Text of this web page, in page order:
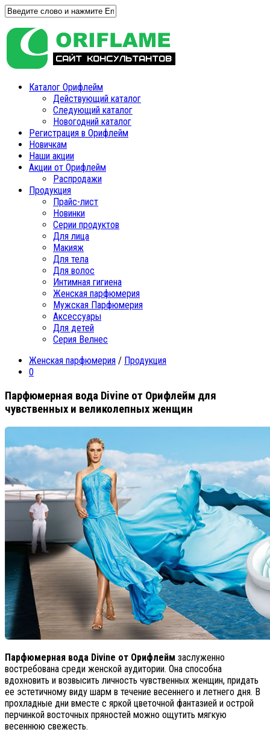
Каталог Орифлейм
Действующий каталог
Следующий каталог
Новогодний каталог
Регистрация в Орифлейм
Новичкам
Наши акции
Акции от Орифлейм
Распродажи
Продукция
Прайс-лист
Новинки
Серии продуктов
Для лица
Макияж
Для тела
Для волос
Интимная гигиена
Женская парфюмерия
Мужская Парфюмерия
Аксессуары
Для детей
Серия Велнес
Женская парфюмерия / Продукция
0
Парфюмерная вода Divine от Орифлейм для
чувственных и великолепных женщин
Парфюмерная вода Divine от Орифлейм заслуженно
востребована среди женской аудитории. Она способна
вдохновить и возвысить личность чувственных женщин, придать
ее эстетичному виду шарм в течение весеннего и летнего дня. В
прохладные дни вместе с яркой цветочной фантазией и острой
перчинкой восточных пряностей можно ощутить мягкую
весеннюю свежесть.